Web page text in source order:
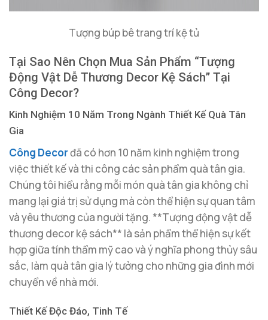
Tượng búp bê trang trí kệ tủ
Tại Sao Nên Chọn Mua Sản Phẩm “Tượng
Động Vật Dễ Thương Decor Kệ Sách” Tại
Công Decor?
Kinh Nghiệm 10 Năm Trong Ngành Thiết Kế Quà Tân
Gia
Công Decorđã có hơn 10 năm kinh nghiệm trong
việc thiết kế và thi công các sản phẩm quà tân gia.
Chúng tôi hiểu rằng mỗi món quà tân gia không chỉ
mang lại giá trị sử dụng mà còn thể hiện sự quan tâm
và yêu thương của người tặng. **Tượng động vật dễ
thương decor kệ sách** là sản phẩm thể hiện sự kết
hợp giữa tính thẩm mỹ cao và ý nghĩa phong thủy sâu
sắc, làm quà tân gia lý tưởng cho những gia đình mới
chuyển về nhà mới.
Thiết Kế Độc Đáo, Tinh Tế